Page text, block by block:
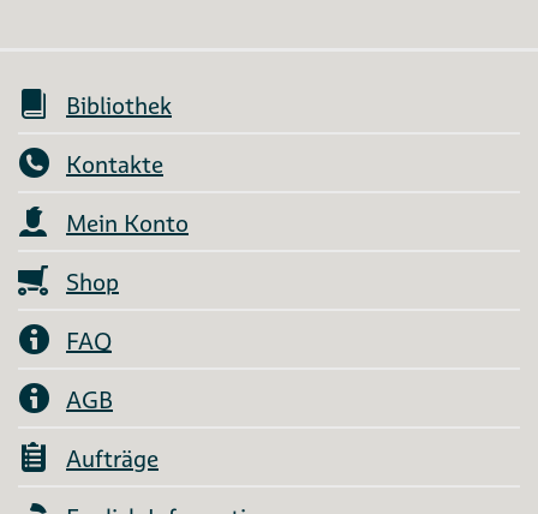
Bibliothek
Kontakte
Mein Konto
Shop
FAQ
AGB
Aufträge